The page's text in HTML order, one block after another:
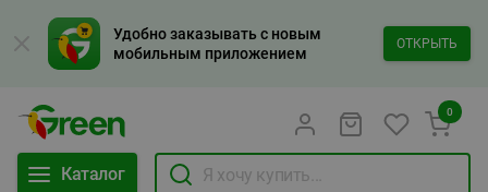
Удобно заказывать с новым
мобильным приложением
ОТКРЫТЬ
Каталог
0